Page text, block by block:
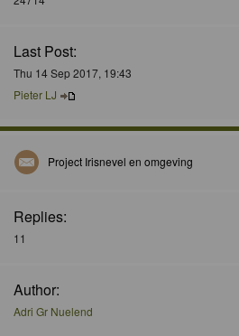
Last Post:
Thu 14 Sep 2017, 19:43
Pieter LJ
Project Irisnevel en omgeving
Replies:
11
Author:
Adri Gr Nuelend